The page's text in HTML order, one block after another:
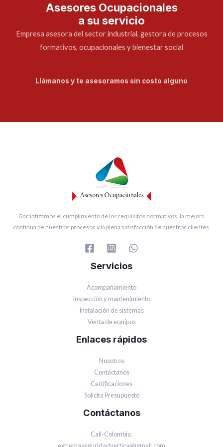
Asesores Ocupacionales
a su servicio
Empresa asesora del sector industrial, gestora de procesos
formativos, ocupacionales y bienestar social
Llámanos y te asesoramos sin costo alguno
Garantizamos el cumplimiento de los requisitos normativos, la mejora
continua de nuestros procesos y la plena satisfacción de nuestros clientes.
Servicios
Acompañamiento
Inspección y mantenimiento
Instalación de sistemas
Venta de equipos
Enlaces rápidos
Nosotros
Contáctanos
Certificaciones
Solicita Presupuesto
Contáctanos
Cali-Colombia.